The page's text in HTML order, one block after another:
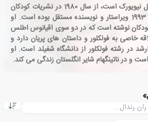
رون رندال، که اصالتاً اهل نیویورک است، از سال 1980 در نشریات کودکان
کار کرده است و از سال 1993 ویراستار و نویسنده مستقل بوده است. او
برای کودکان نوشته است که در دو سوی اقیانوس اطلس
خاصی به فولکلور و داستان های پریان دارد و
در رشته فولکلور از دانشگاه شفیلد است. او
و در ناتینگهام شایر انگلستان زندگی می کند.